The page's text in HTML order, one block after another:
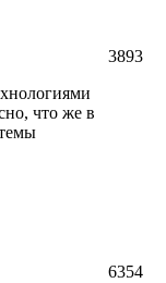
что же в
3893
6354